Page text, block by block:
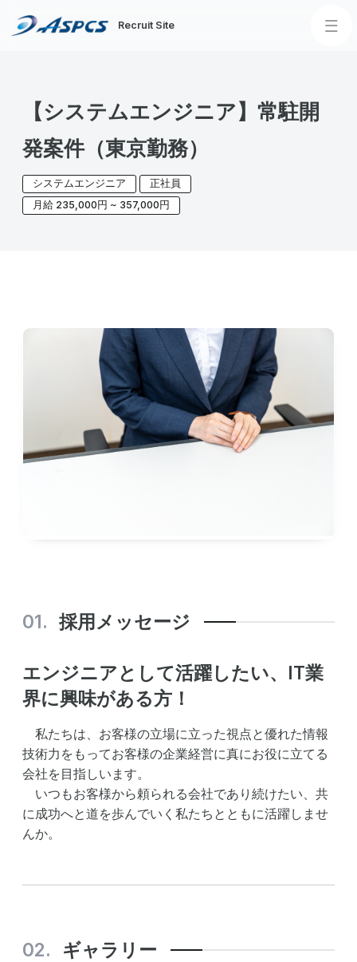
About us
企業理念 求める人物像
会社概要
サービス内容
Our Team
社内イベント
記念行事
新卒採用 中途採用
Recruit Site
【システムエンジニア】常駐開
発案件（東京勤務）
システムエンジニア
正社員
月給 235,000円 ~ 357,000円
採用メッセージ
エンジニアとして活躍したい、IT業
界に興味がある方！
私たちは、お客様の立場に立った視点と優れた情報
技術力をもってお客様の企業経営に真にお役に立てる
会社を目指しいます。
いつもお客様から頼られる会社であり続けたい、共
に成功へと道を歩んでいく私たちとともに活躍しませ
んか。
ギャラリー